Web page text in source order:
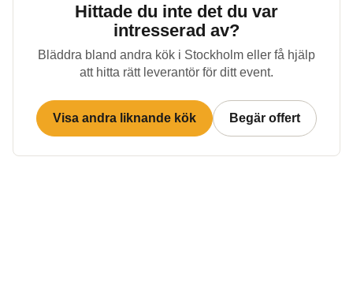
Hittade du inte det du var
intresserad av?
Bläddra bland andra kök i Stockholm eller få hjälp
att hitta rätt leverantör för ditt event.
Visa andra liknande kök Begär offert